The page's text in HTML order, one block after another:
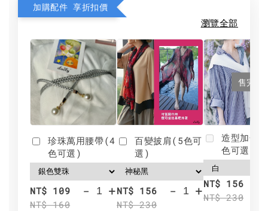
加購配件 享折扣價
瀏覽全部
珍珠萬用腰帶(4
色可選)
NT$ 109
NT$ 160
- +
百變披肩(5色可
選)
NT$ 156
NT$ 230
- +
售完
造型加分
色可選)
NT$ 156
NT$ 230